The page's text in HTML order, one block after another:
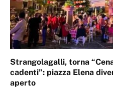
Strangolagalli, torna
cadenti”: piazza Elena
aperto